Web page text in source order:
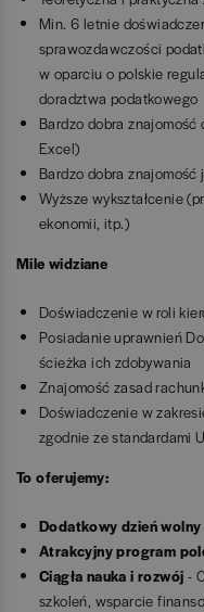
Min. 6 letnie
sprawozdawczości
w oparciu o polskie
doradztwa podatkowego
Bardzo dobra
Excel)
Bardzo dobra
Wyższe wykształcenie
ekonomii, itp.)
Mile widziane
Doświadczenie w roli
Posiadanie uprawnień
ścieżka ich zdobywania
Znajomość zasad
Doświadczenie w
zgodnie ze standardami
To oferujemy:
Dodatkowy dzień wolny
Atrakcyjny program
Ciągła nauka i rozwój -
szkoleń, wsparcie